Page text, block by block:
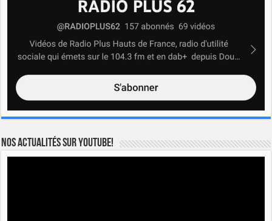
Nos actualités sur YOUTUBE!